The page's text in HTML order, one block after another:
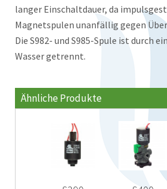
langer Einschaltdauer, da
Magnetspulen unanfällig gegen
Die S982- und S985-Spule ist durch
Wasser getrennt.
Ähnliche Produkte